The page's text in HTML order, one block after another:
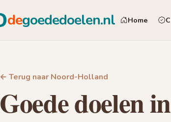
degoededoelen.nl Home
← Terug naar Noord-Holland
Goede doelen